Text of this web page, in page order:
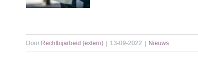
Door Rechtbijarbeid (extern) 13-09-2022 Nieuws